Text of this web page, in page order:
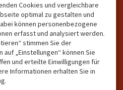
Leistungsträger im
südlichen Oberallgäu eine
starke Plattform bietet.
NETZWERK & REICHWEITE
ca. 36.700 Abos bei
Cookies und vergleichbare
optimal zu gestalten und
können personenbezogene
erfasst und analysiert werden.
stimmen Sie der
auf „Einstellungen“ können Sie
und erteilte Einwilligungen für
Informationen erhalten Sie in